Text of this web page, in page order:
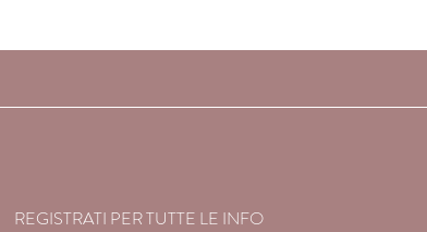
REGISTRATI PER TUTTE LE INFO